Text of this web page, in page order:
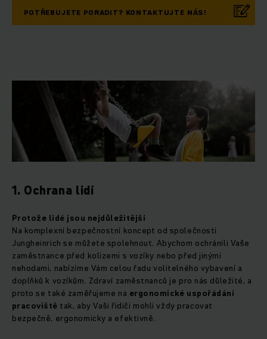
POTŘEBUJETE PORADIT? KONTAKTUJTE NÁS!
1. Ochrana lidí
Protože lidé jsou nejdůležitější
Na komplexní bezpečnostní koncept od společnosti
Jungheinrich se můžete spolehnout. Abychom ochránili Vaše
zaměstnance před kolizemi s vozíky nebo před jinými
nehodami, nabízíme Vám celou řadu volitelného vybavení a
doplňků k vozíkům. Zdraví zaměstnanců je pro nás důležité, a
proto se také zaměřujeme na ergonomické uspořádání
pracoviště tak, aby Vaši řidiči mohli vždy pracovat
bezpečně, ergonomicky a efektivně.